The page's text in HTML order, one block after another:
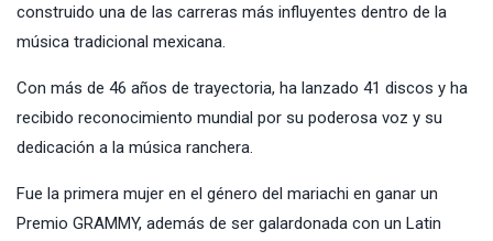
construido una de las carreras más influyentes dentro de la
música tradicional mexicana.
Con más de 46 años de trayectoria, ha lanzado 41 discos y ha
recibido reconocimiento mundial por su poderosa voz y su
dedicación a la música ranchera.
Fue la primera mujer en el género del mariachi en ganar un
Premio GRAMMY, además de ser galardonada con un Latin